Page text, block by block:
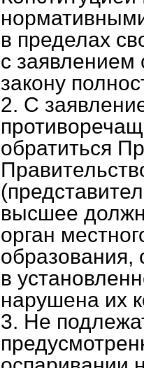
в пределах
с заявлением
закону
2. С
обратиться
высшее
орган
в
нарушена их
3. Не